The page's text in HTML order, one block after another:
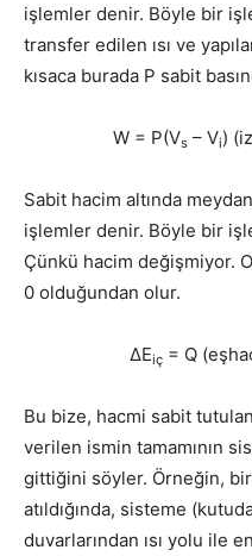
işlemler denir. Böyle bir
transfer edilen ısı ve
kısaca burada P sabit
W = P(Vs – Vi)
Sabit hacim altında
işlemler denir. Böyle bir
Çünkü hacim değişmiyor.
0 olduğundan olur.
ΔEiç= Q
Bu bize, hacmi sabit
verilen ismin tamamının
gittiğini söyler. Örneğin,
atıldığında, sisteme
duvarlarından ısı yolu ile